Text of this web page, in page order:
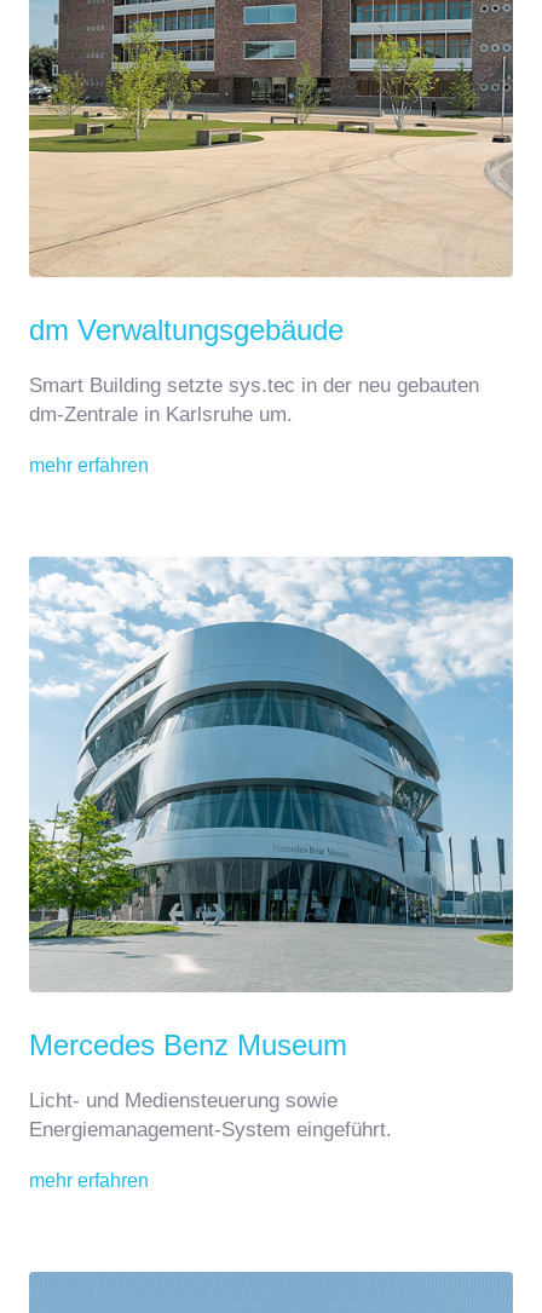
dm Verwaltungsgebäude
Smart Building setzte sys.tec in der neu gebauten
dm-Zentrale in Karlsruhe um.
mehr erfahren
Mercedes Benz Museum
Licht- und Mediensteuerung sowie
Energiemanagement-System eingeführt.
mehr erfahren